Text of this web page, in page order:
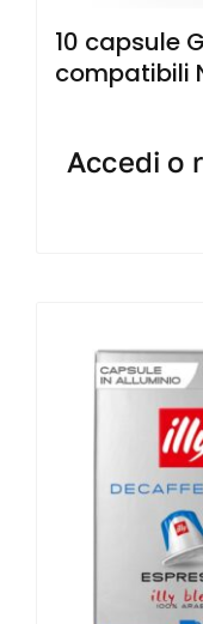
10 capsule
compatibili
Accedi o